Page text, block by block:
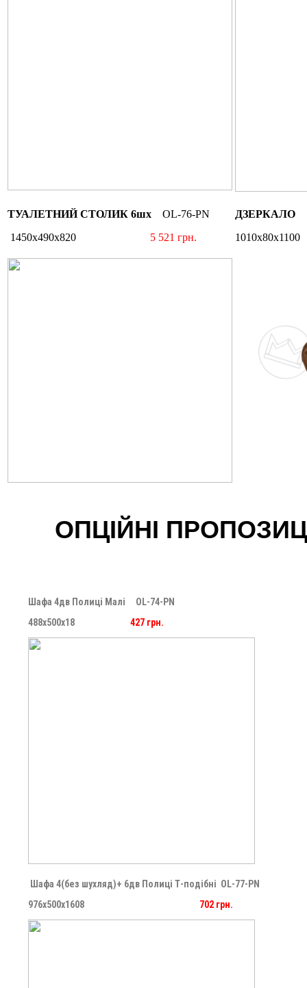
ТУАЛЕТНИЙ СТОЛИК 6шх OL-76-PN
1450х490х820 5 521 грн.
ДЗЕРКАЛО
ОПЦІЙНІ
Шафа 4дв Полиці Малі OL-74-PN
488х500х18 427 грн.
Шафа 4(без шухляд)+ 6дв Полиці Т-подібні OL-77-PN
976х500х1608 702 грн.